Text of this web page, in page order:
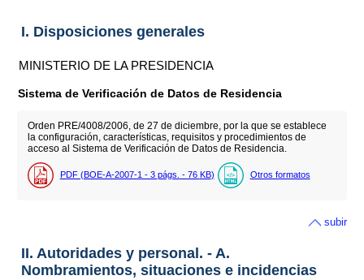
I. Disposiciones generales
MINISTERIO DE LA PRESIDENCIA
Sistema de Verificación de Datos de Residencia
Orden PRE/4008/2006, de 27 de diciembre, por la que se establece
la configuración, características, requisitos y procedimientos de
acceso al Sistema de Verificación de Datos de Residencia.
PDF (BOE-A-2007-1 - 3 págs. - 76 KB) Otros formatos
subir
II. Autoridades y personal. - A.
Nombramientos, situaciones e incidencias